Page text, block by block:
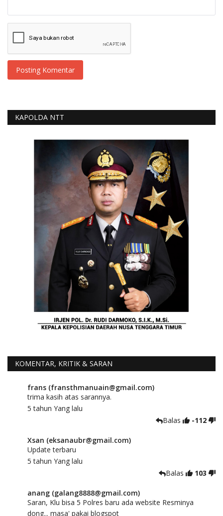
Posting Komentar
KAPOLDA NTT
KOMENTAR, KRITIK & SARAN
frans (fransthmanuain@gmail.com)
trima kasih atas sarannya.
5 tahun Yang lalu
Balas
-112
Xsan (eksanaubr@gmail.com)
Update terbaru
5 tahun Yang lalu
Balas
103
anang (galang8888@gmail.com)
Saran, Klu bisa 5 Polres baru ada website Resminya
dong... masa' pakai blogspot